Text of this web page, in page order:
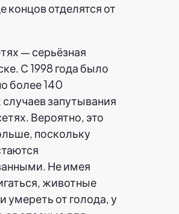
концов отделятся от
— серьёзная
С 1998 года было
более 140
запутывания
Вероятно, это
поскольку
Не имея
животные
умереть от голода, у